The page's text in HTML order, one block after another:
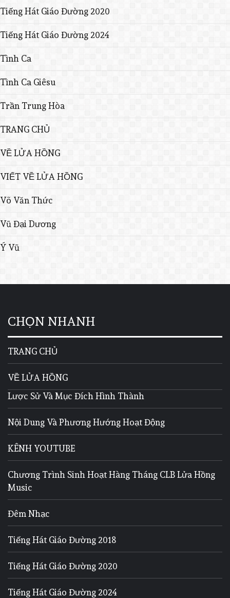
Tiếng Hát Giáo Đường 2020
Tiếng Hát Giáo Đường 2024
Tình Ca
Tình Ca Giêsu
Trần Trung Hòa
TRANG CHỦ
VỀ LỬA HỒNG
VIẾT VỀ LỬA HỒNG
Võ Văn Thức
Vũ Đại Dương
Ý Vũ
CHỌN NHANH
TRANG CHỦ
VỀ LỬA HỒNG
Lược Sử Và Mục Đích Hình Thành
Nội Dung Và Phương Hướng Hoạt Động
KÊNH YOUTUBE
Chương Trình Sinh Hoạt Hàng Tháng CLB Lửa Hồng
Music
Đêm Nhạc
Tiếng Hát Giáo Đường 2018
Tiếng Hát Giáo Đường 2020
Tiếng Hát Giáo Đường 2024